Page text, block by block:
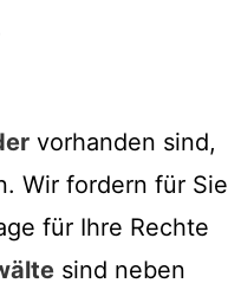
vorhanden sind,
Wir fordern für Sie
für Ihre Rechte
sind neben